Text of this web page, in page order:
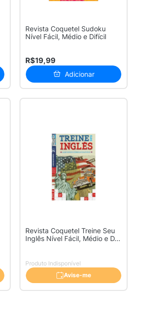
Revista Coquetel Sudoku
Nível Fácil, Médio e Difícil
R$19,99
Adicionar
Revista Coquetel Treine Seu
Inglês Nível Fácil, Médio e D...
Produto Indisponível
Avise-me